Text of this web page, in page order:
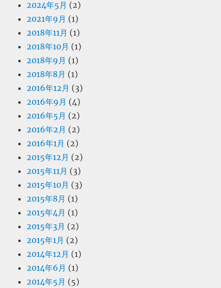
2024年5月 (2)
2021年9月 (1)
2018年11月 (1)
2018年10月 (1)
2018年9月 (1)
2018年8月 (1)
2016年12月 (3)
2016年9月 (4)
2016年5月 (2)
2016年2月 (2)
2016年1月 (2)
2015年12月 (2)
2015年11月 (3)
2015年10月 (3)
2015年8月 (1)
2015年4月 (1)
2015年3月 (2)
2015年1月 (2)
2014年12月 (1)
2014年6月 (1)
2014年5月 (5)